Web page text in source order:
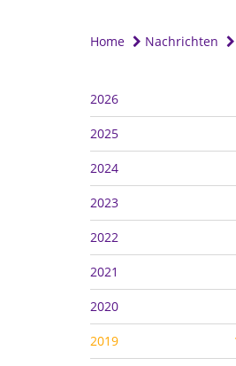
Home Nachrichten
2026
2025
2024
2023
2022
2021
2020
2019